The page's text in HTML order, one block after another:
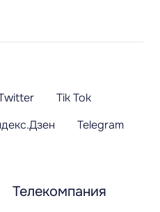
Телекомпания
Tik Tok
Telegram